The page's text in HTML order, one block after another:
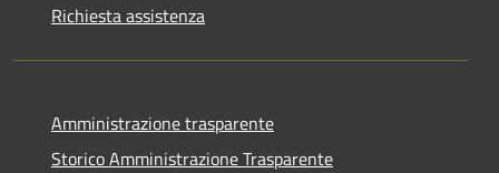
Richiesta assistenza
Amministrazione trasparente
Storico Amministrazione Trasparente